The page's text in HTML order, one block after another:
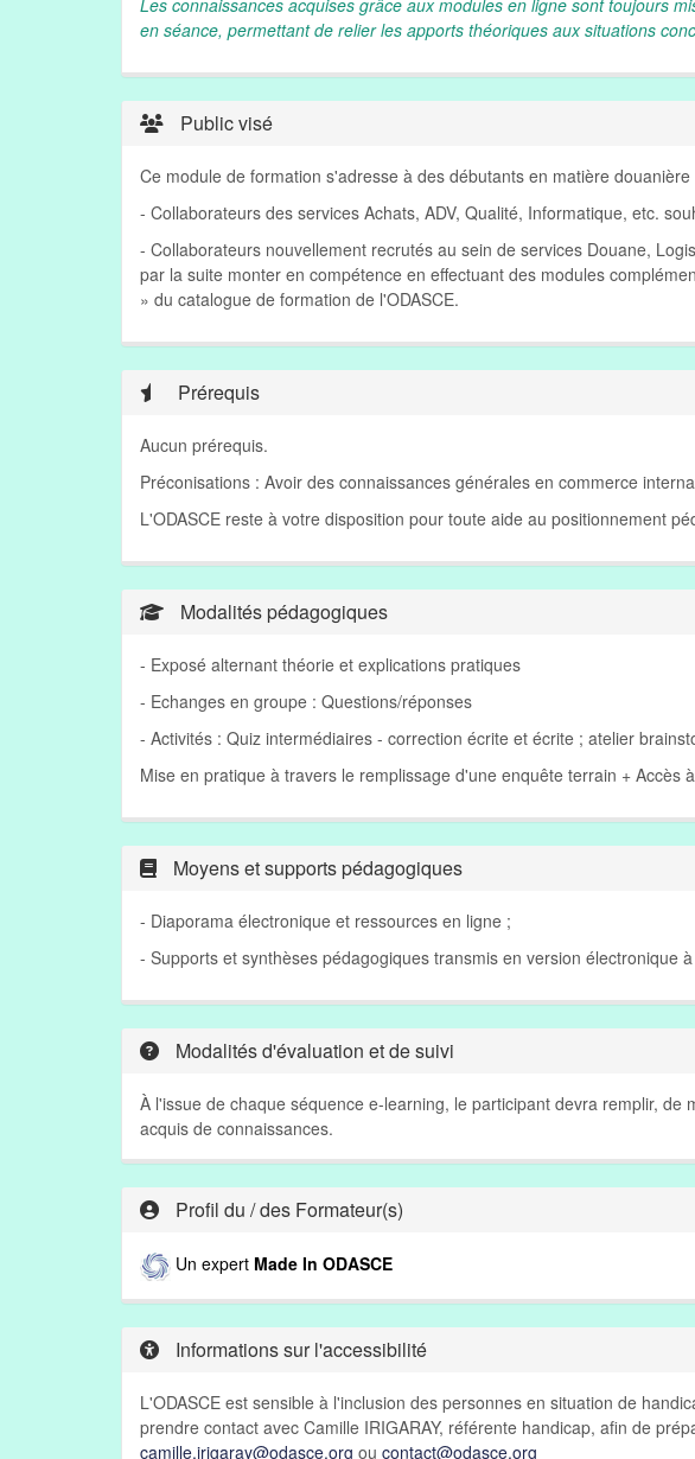
Les connaissances acquises grâce aux modules en ligne sont toujours
en séance, permettant de relier les apports théoriques aux situations
Public visé
Ce module de formation s'adresse à des débutants en matière douanière
- Collaborateurs des services Achats, ADV, Qualité, Informatique, etc.
- Collaborateurs nouvellement recrutés au sein de services Douane,
par la suite monter en compétence en effectuant des modules
» du catalogue de formation de l'ODASCE.
Prérequis
Aucun prérequis.
Préconisations : Avoir des connaissances générales en commerce
L'ODASCE reste à votre disposition pour toute aide au positionnement
Modalités pédagogiques
- Exposé alternant théorie et explications pratiques
- Echanges en groupe : Questions/réponses
- Activités : Quiz intermédiaires - correction écrite et écrite ; atelier
Mise en pratique à travers le remplissage d'une enquête terrain + Accès
Moyens et supports pédagogiques
- Diaporama électronique et ressources en ligne ;
- Supports et synthèses pédagogiques transmis en version électronique
Modalités d'évaluation et de suivi
À l'issue de chaque séquence e-learning, le participant devra remplir,
acquis de connaissances.
Profil du / des Formateur(s)
Un expert Made In ODASCE
Informations sur l'accessibilité
L'ODASCE est sensible à l'inclusion des personnes en situation de
prendre contact avec Camille IRIGARAY, référente handicap, afin de
camille.irigaray@odasce.org ou contact@odasce.org